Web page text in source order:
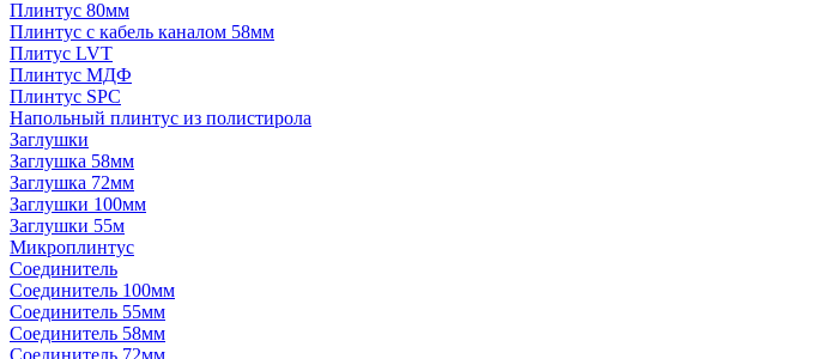
Плинтус 80мм
Плинтус с кабель каналом 58мм
Плитус LVT
Плинтус МДФ
Плинтус SPC
Напольный плинтус из полистирола
Заглушки
Заглушка 58мм
Заглушка 72мм
Заглушки 100мм
Заглушки 55м
Микроплинтус
Соединитель
Соединитель 100мм
Соединитель 55мм
Соединитель 58мм
Соединитель 72мм